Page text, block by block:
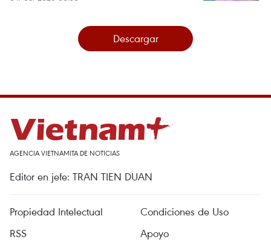
Descargar
AGENCIA VIETNAMITA DE NOTICIAS
Editor en jefe: TRAN TIEN DUAN
Propiedad Intelectual
Condiciones de Uso
RSS
Apoyo